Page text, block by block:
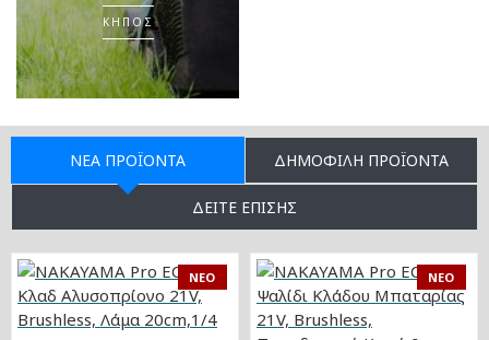
ΚΗΠΟΣ
ΕΊΔΗ
ΝΈΑ ΠΡΟΪΌΝΤΑ ΔΗΜΟΦΙΛΉ ΠΡΟΪΌΝΤΑ
ΔΕΊΤΕ ΕΠΊΣΗΣ
NEO NEO